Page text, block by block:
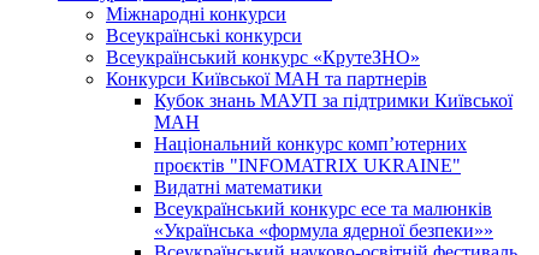
Міжнародні конкурси
Всеукраїнські конкурси
Всеукраїнський конкурс «КрутеЗНО»
Конкурси Київської МАН та партнерів
Кубок знань МАУП за підтримки Київської
МАН
Національний конкурс комп’ютерних
проєктів "INFOMATRIX UKRAINE"
Видатні математики
Всеукраїнський конкурс есе та малюнків
«Українська «формула ядерної безпеки»»